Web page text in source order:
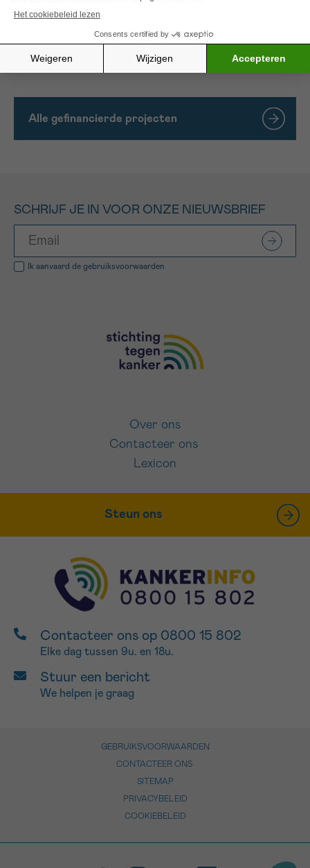
drager zijn van p53-mutaties en MPS hebben. Deze
STAT5-remmers om zo nieuwe behandelingen voor
AML op punt te stellen.
Alle gefinancierde projecten
SCHRIJF JE IN VOOR ONZE NIEUWSBRIEF
Ik aanvaard de gebruiksvoorwaarden
Over ons
Contacteer ons
Lexicon
Steun ons
Contacteer ons op 0800 15 802
Elke dag tussen 9u. en 18u.
Stuur een bericht
We helpen je graag
GEBRUIKSVOORWAARDEN
CONTACTEER ONS
SITEMAP
PRIVACYBELEID
COOKIEBELEID